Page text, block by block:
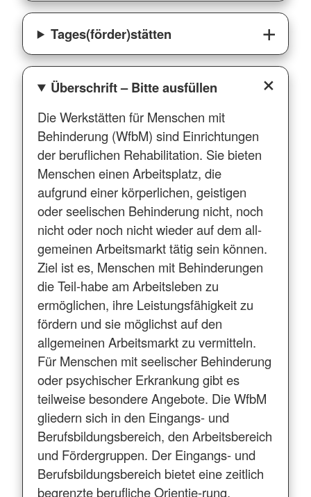
Tages(förder)stätten
Überschrift – Bitte ausfüllen
Die Werkstätten für Menschen mit
Behinderung (WfbM) sind Einrichtungen
der beruflichen Rehabilitation. Sie bieten
Menschen einen Arbeitsplatz, die
aufgrund einer körperlichen, geistigen
oder seelischen Behinderung nicht, noch
nicht oder noch nicht wieder auf dem all-
gemeinen Arbeitsmarkt tätig sein können.
Ziel ist es, Menschen mit Behinderungen
die Teil-habe am Arbeitsleben zu
ermöglichen, ihre Leistungsfähigkeit zu
fördern und sie möglichst auf den
allgemeinen Arbeitsmarkt zu vermitteln.
Für Menschen mit seelischer Behinderung
oder psychischer Erkrankung gibt es
teilweise besondere Angebote. Die WfbM
gliedern sich in den Eingangs- und
Berufsbildungsbereich, den Arbeitsbereich
und Fördergruppen. Der Eingangs- und
Berufsbildungsbereich bietet eine zeitlich
begrenzte berufliche Orientie-rung,